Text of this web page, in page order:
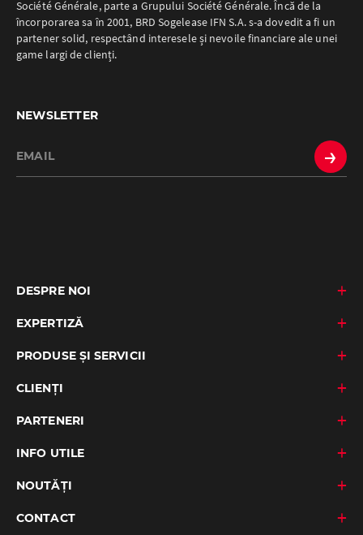
Société Générale, parte a Grupului Société Générale. Încă de la
încorporarea sa în 2001, BRD Sogelease IFN S.A. s-a dovedit a fi un
partener solid, respectând interesele și nevoile financiare ale unei
game largi de clienți.
NEWSLETTER
→
DESPRE NOI
EXPERTIZĂ
PRODUSE ȘI SERVICII
CLIENȚI
PARTENERI
INFO UTILE
NOUTĂȚI
CONTACT